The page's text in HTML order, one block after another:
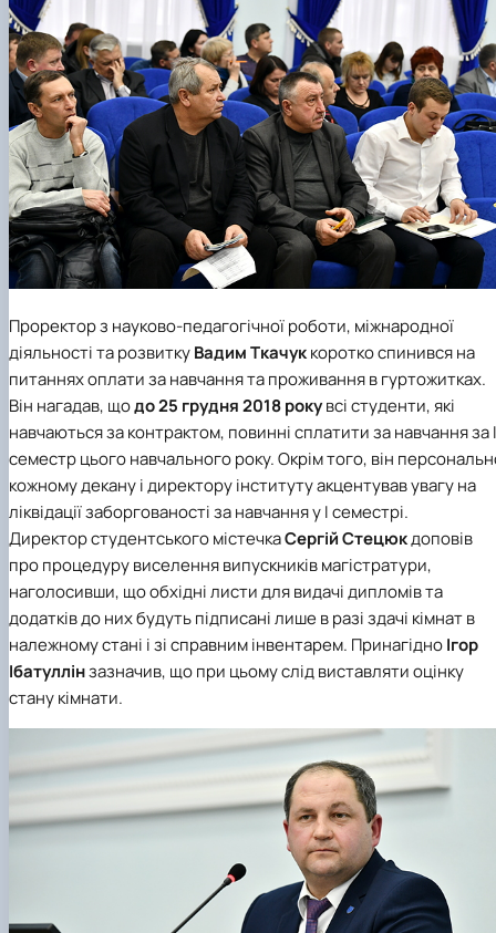
Проректор з науково-педагогічної роботи, міжнародної
діяльності та розвиткуВадим Ткачуккоротко спинився на
питаннях оплати за навчання та проживання в гуртожитках.
Він нагадав, щодо 25 грудня 2018 рокувсі студенти, які
навчаються за контрактом, повинні сплатити за навчання за
семестр цього навчального року. Окрім того, він
кожному декану і директору інституту акцентував увагу на
ліквідації заборгованості за навчання у І семестрі.
Директор студентського містечкаСергій Стецюкдоповів
про процедуру виселення випускників магістратури,
наголосивши, що обхідні листи для видачі дипломів та
додатків до них будуть підписані лише в разі здачі кімнат в
належному стані і зі справним інвентарем. ПринагідноІгор
Ібатуллінзазначив, що при цьому слід виставляти оцінку
стану кімнати.